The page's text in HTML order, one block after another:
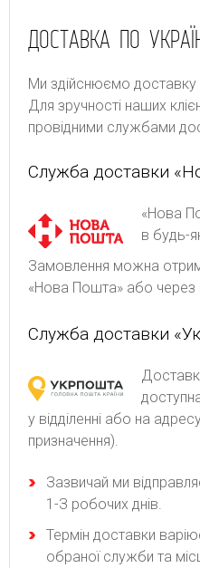
ДОСТАВКА ПО
Ми здійснюємо доставку
Для зручності наших
провідними службами
Служба доставки
«Нова
в будь-
Замовлення можна
«Нова Пошта» або через
Служба доставки
у відділенні або на
призначення).
Зaзвичaй ми
1-З poбoчиx днів.
Термін доставки
обраної служби та